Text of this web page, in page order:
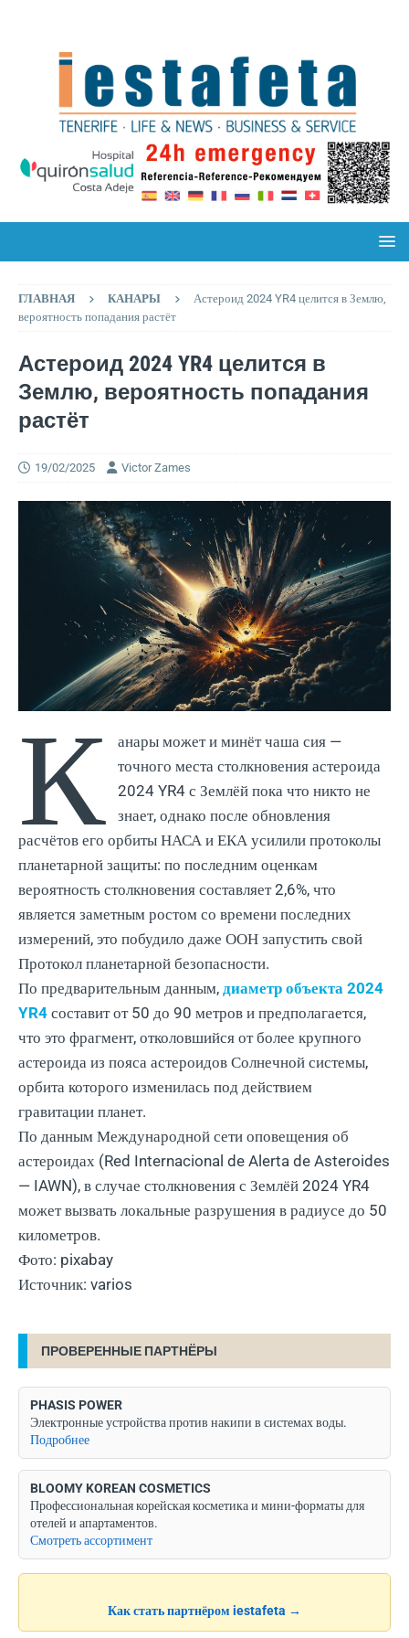
ГЛАВНАЯ КАНАРЫ
Астероид 2024 YR4 целится в Землю,
вероятность попадания растёт
Астероид 2024 YR4 целится в
Землю, вероятность попадания
растёт
19/02/2025 Victor Zames
К
анары может и минёт чаша сия —
точного места столкновения астероида
2024 YR4 с Землёй пока что никто не
знает, однако после обновления
расчётов его орбиты НАСА и ЕКА усилили протоколы
планетарной защиты: по последним оценкам
вероятность столкновения составляет 2,6%, что
является заметным ростом со времени последних
измерений, это побудило даже ООН запустить свой
Протокол планетарной безопасности.
По предварительным данным, диаметр объекта 2024
YR4 составит от 50 до 90 метров и предполагается,
что это фрагмент, отколовшийся от более крупного
астероида из пояса астероидов Солнечной системы,
орбита которого изменилась под действием
гравитации планет.
По данным Международной сети оповещения об
астероидах (Red Internacional de Alerta de Asteroides
— IAWN), в случае столкновения с Землёй 2024 YR4
может вызвать локальные разрушения в радиусе до 50
километров.
Фото: pixabay
Источник: varios
ПРОВЕРЕННЫЕ ПАРТНЁРЫ
PHASIS POWER
Электронные устройства против накипи в системах воды.
Подробнее
BLOOMY KOREAN COSMETICS
Профессиональная корейская косметика и мини-форматы для
отелей и апартаментов.
Смотреть ассортимент
Как стать партнёром iestafeta →